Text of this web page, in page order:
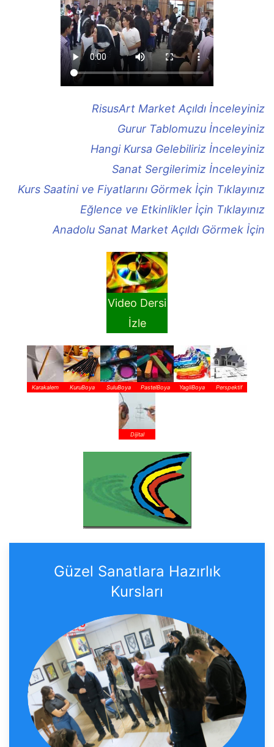
RisusArt Market Açıldı İnceleyiniz
Gurur Tablomuzu İnceleyiniz
Hangi Kursa Gelebiliriz İnceleyiniz
Sanat Sergilerimiz İnceleyiniz
Kurs Saatini ve Fiyatlarını Görmek İçin Tıklayınız
Eğlence ve Etkinlikler İçin Tıklayınız
Anadolu Sanat Market Açıldı Görmek İçin
Video Dersi
İzle
Karakalem KuruBoya SuluBoya PastelBoya YagliBoya Perspektif
Dijital
Güzel Sanatlara Hazırlık
Kursları